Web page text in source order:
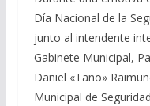
Día Nacional de la
junto al intendente
Gabinete Municipal,
Daniel «Tano»
Municipal de